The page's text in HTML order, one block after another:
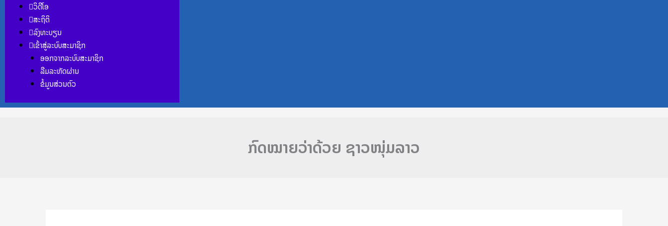
ວິດີໂອ
ສະຖິຕິ
ລົງທະບຽນ
ເຂົ້າສູ່ລະບົບສະມາຊິກ
ອອກຈາກລະບົບສະມາຊິກ
ລືມລະຫັດຜ່ານ
ຂໍ້ມູນສ່ວນຕົວ
ກົດໝາຍວ່າດ້ວຍ ຊາວໜຸ່ມລາວ